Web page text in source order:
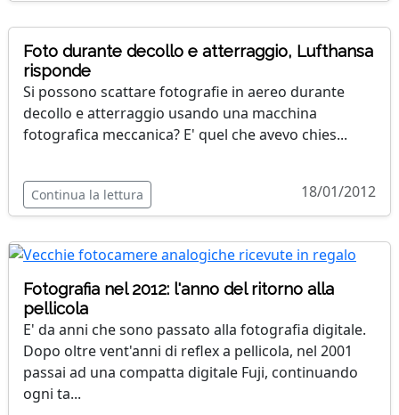
Foto durante decollo e atterraggio, Lufthansa
risponde
Si possono scattare fotografie in aereo durante
decollo e atterraggio usando una macchina
fotografica meccanica? E' quel che avevo chies...
Continua la lettura 18/01/2012
Fotografia nel 2012: l'anno del ritorno alla
pellicola
E' da anni che sono passato alla fotografia digitale.
Dopo oltre vent'anni di reflex a pellicola, nel 2001
passai ad una compatta digitale Fuji, continuando
ogni ta...